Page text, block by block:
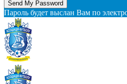
Пароль будет выслан Вам по